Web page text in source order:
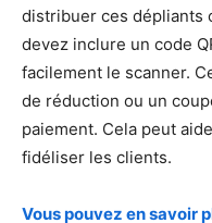
distribuer ces dépliants
devez inclure un code
facilement le scanner.
de réduction ou un
paiement. Cela peut
fidéliser les clients.
Vous pouvez en savoir